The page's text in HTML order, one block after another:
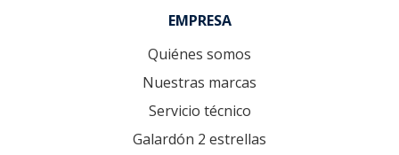
EMPRESA
Quiénes somos
Nuestras marcas
Servicio técnico
Galardón 2 estrellas